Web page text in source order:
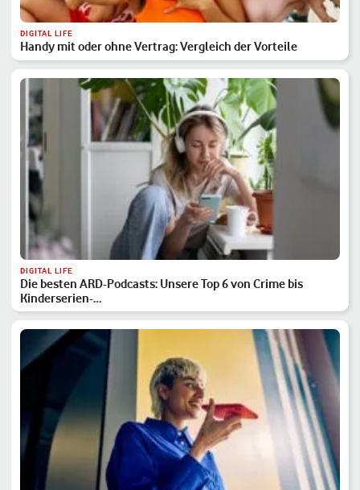
DIGITAL LIFE
Handy mit oder ohne Vertrag: Vergleich der Vorteile
DIGITAL LIFE
Die besten ARD-Podcasts: Unsere Top 6 von Crime bis
Kinderserien-…